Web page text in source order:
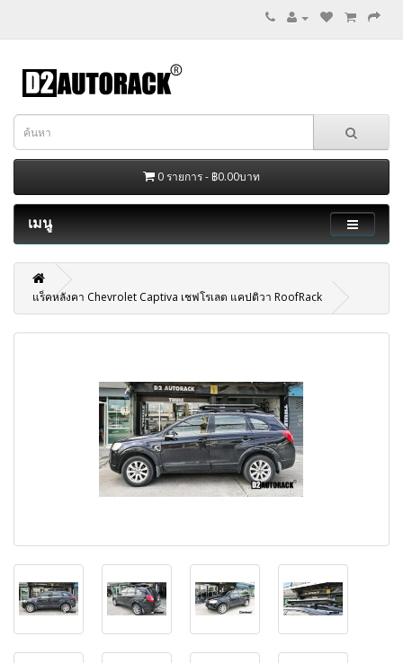
0 รายการ - ฿0.00บาท
เมนู
แร็คหลังคา Chevrolet Captiva เชฟโรเลต แคปติวา RoofRack